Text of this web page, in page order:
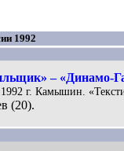
1992
– «Динамо-
1992 г. Камышин.
(20).